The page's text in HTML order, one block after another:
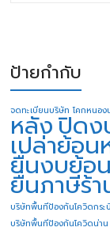
ป้ายกำกับ
จดทะเบียนบริษัท โคกหนอง
หลังปิดง
เปล่าย้อน
ยื่นงบย้อ
ยื่นภาษีร้า
บริษัทพื้นทีป้องกันโควิดกระ
บริษัทพื้นทีป้องกันโควิดน่าน